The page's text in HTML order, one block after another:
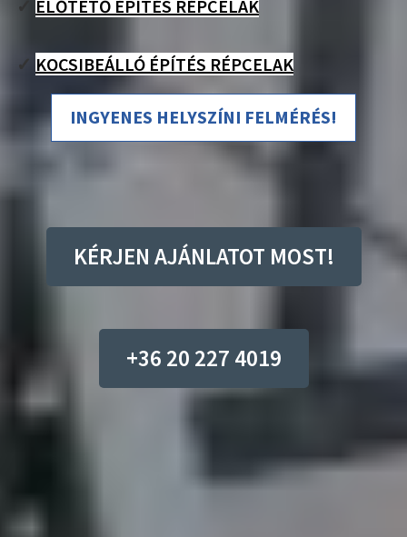
✓ ELŐTETŐ ÉPÍTÉS RÉPCELAK
✓ KOCSIBEÁLLÓ ÉPÍTÉS RÉPCELAK
INGYENES HELYSZÍNI FELMÉRÉS!
KÉRJEN AJÁNLATOT MOST!
+36 20 227 4019